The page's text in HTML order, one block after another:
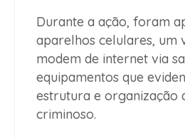
Durante a ação, foram
aparelhos celulares, um
modem de internet via
equipamentos que
estrutura e organização
criminoso.